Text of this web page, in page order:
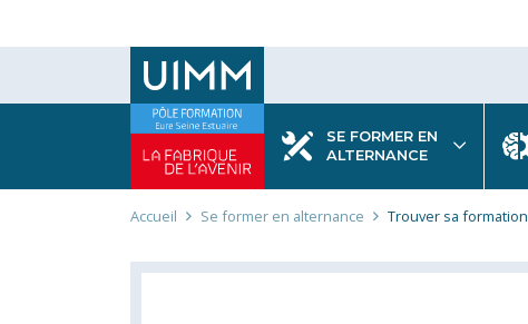
SE FORMER EN
ALTERNANCE
Fil
d'Ariane
Accueil Se former en alternance Trouver sa formation